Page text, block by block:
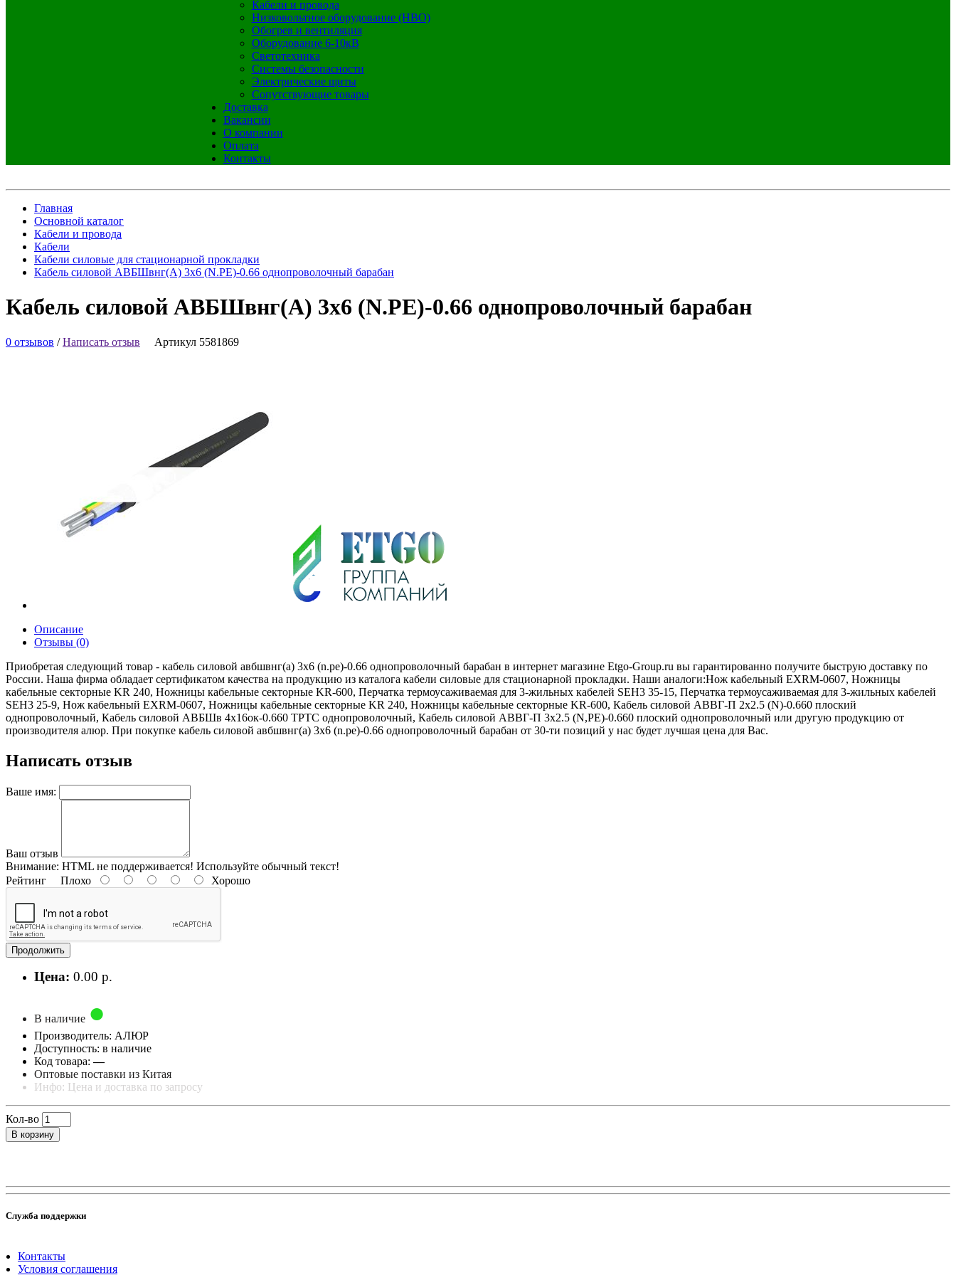
Кабели и провода
Низковольтное оборудование (НВО)
Обогрев и вентиляция
Оборудование 6-10кВ
Светотехника
Системы безопасности
Электрические щиты
Сопутствующие товары
Доставка
Вакансии
О компании
Оплата
Контакты
Главная
Основной каталог
Кабели и провода
Кабели
Кабели силовые для стационарной прокладки
Кабель силовой АВБШвнг(А) 3х6 (N.РЕ)-0.66 однопроволочный барабан
Кабель силовой АВБШвнг(А) 3х6 (N.РЕ)-0.66 однопроволочный барабан
0 отзывов /Написать отзыв Артикул 5581869
Описание
Отзывы (0)
Приобретая следующий товар - кабель силовой авбшвнг(а) 3х6 (n.ре)-0.66 однопроволочный барабан в интернет магазине Etgo-Group.ru вы гарантированно получите быструю доставку по
России. Наша фирма обладает сертификатом качества на продукцию из каталога кабели силовые для стационарной прокладки. Наши аналоги:Нож кабельный EXRM-0607, Ножницы
кабельные секторные KR 240, Ножницы кабельные секторные KR-600, Перчатка термоусаживаемая для 3-жильных кабелей SEH3 35-15, Перчатка термоусаживаемая для 3-жильных кабелей
SEH3 25-9, Нож кабельный EXRM-0607, Ножницы кабельные секторные KR 240, Ножницы кабельные секторные KR-600, Кабель силовой АВВГ-П 2х2.5 (N)-0.660 плоский
однопроволочный, Кабель силовой АВБШв 4х16ок-0.660 ТРТС однопроволочный, Кабель силовой АВВГ-П 3х2.5 (N,РЕ)-0.660 плоский однопроволочный или другую продукцию от
производителя алюр. При покупке кабель силовой авбшвнг(а) 3х6 (n.ре)-0.66 однопроволочный барабан от 30-ти позиций у нас будет лучшая цена для Вас.
Написать отзыв
Ваше имя:
Ваш отзыв
Внимание: HTML не поддерживается! Используйте обычный текст!
Рейтинг Плохо Хорошо
Продолжить
Цена: 0.00 р.
В наличие
Производитель: АЛЮР
Доступность: в наличие
Код товара:—
Оптовые поставки из Китая
Инфо: Цена и доставка по запросу
Кол-во
В корзину
Служба поддержки
Контакты
Условия соглашения